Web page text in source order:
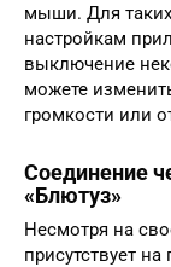
мыши. Для таких
настройкам
выключение
можете
громкости или
Соединение
«Блютуз»
Несмотря на
присутствует